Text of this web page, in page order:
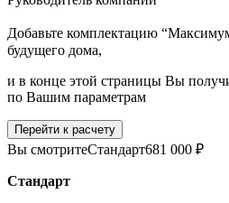
Добавьте комплектацию
будущего дома,
и в конце этой страницы Вы
по Вашим параметрам
Перейти к расчету
Вы смотритеСтандарт681 000 ₽
Стандарт